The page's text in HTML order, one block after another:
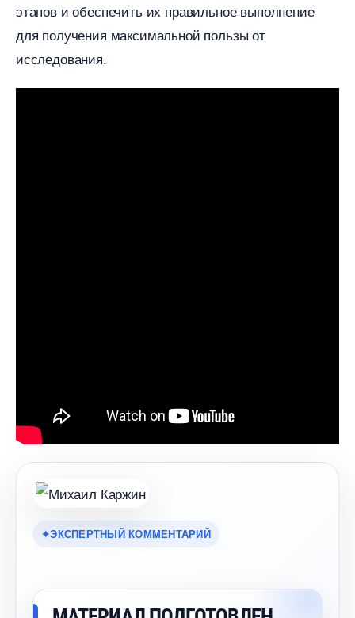
этапов и обеспечить их правильное выполнение
для получения максимальной пользы от
исследования.
ЭКСПЕРТНЫЙ КОММЕНТАРИЙ